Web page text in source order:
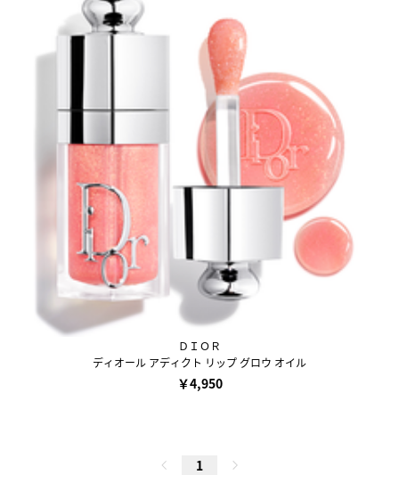
ＤＩＯＲ
ディオール アディクト リップ グロウ オイル
￥4,950
1